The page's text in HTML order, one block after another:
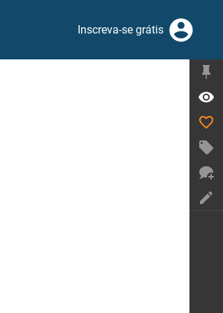
da Bíblia ou termosInscreva-se grátis